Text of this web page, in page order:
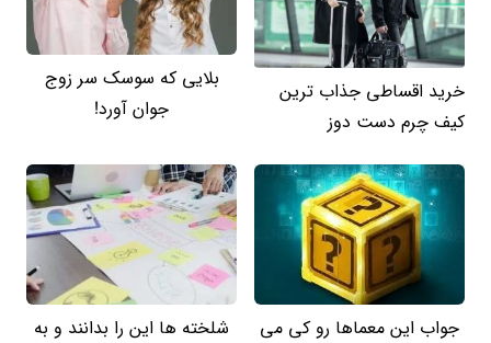
خرید اقساطی جذاب ترین
کیف چرم دست دوز
بلایی که سوسک سر زوج
جوان آورد!
جواب این معماها رو کی می
شلخته ها این را بدانند و به